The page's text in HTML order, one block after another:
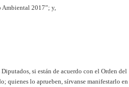
2017”; y,
si están de acuerdo con el Orden del
quienes lo aprueben, sírvanse manifestarlo en